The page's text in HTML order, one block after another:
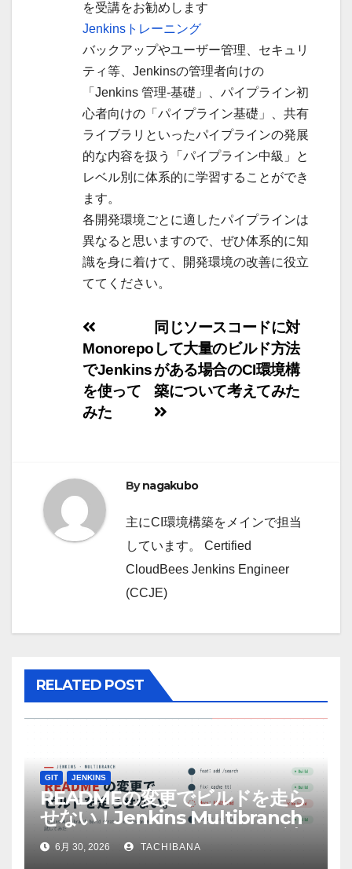
を受講をお勧めします
Jenkinsトレーニング
バックアップやユーザー管理、セキュリ
ティ等、Jenkinsの管理者向けの
「Jenkins 管理-基礎」、パイプライン初
心者向けの「パイプライン基礎」、共有
ライブラリといったパイプラインの発展
的な内容を扱う「パイプライン中級」と
レベル別に体系的に学習することができ
ます。
各開発環境ごとに適したパイプラインは
異なると思いますので、ぜひ体系的に知
識を身に着けて、開発環境の改善に役立
ててください。
投
稿
ナ
ビ
ー
シ
同じソースコードに対
して大量のビルド方法
がある場合のCI環境構
築について考えてみた
Monorepo
でJenkins
を使って
みた
Bynagakubo
主にCI環境構築をメインで担当
しています。 Certified
CloudBees Jenkins Engineer
(CCJE)
RELATED POST
GIT JENKINS
READMEの変更でビルドを走ら
せない！Jenkins Multibranch
build strategy extensionを試
してみた
6月 30, 2026 TACHIBANA